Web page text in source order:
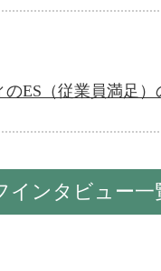
ES（従業員満足）
インタビュー一